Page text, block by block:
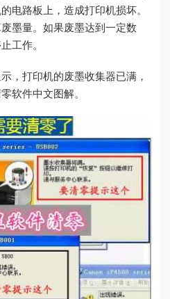
电路板上，造成打印机损坏。
墨量。如果废墨达到一定数
工作。
，打印机的废墨收集器已满，
软件中文图解。